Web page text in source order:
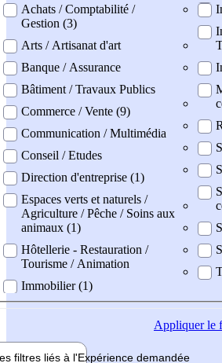
professionel
Achats / Comptabilité /
Gestion (3)
Arts / Artisanat d'art
Banque / Assurance
Bâtiment / Travaux Publics
Commerce / Vente (9)
Communication / Multimédia
Conseil / Etudes
Direction d'entreprise (1)
Espaces verts et naturels /
Agriculture / Pêche / Soins aux
animaux (1)
Hôtellerie - Restauration /
Tourisme / Animation
Immobilier (1)
Appliquerle
filtres liés à l'Expérience demandée